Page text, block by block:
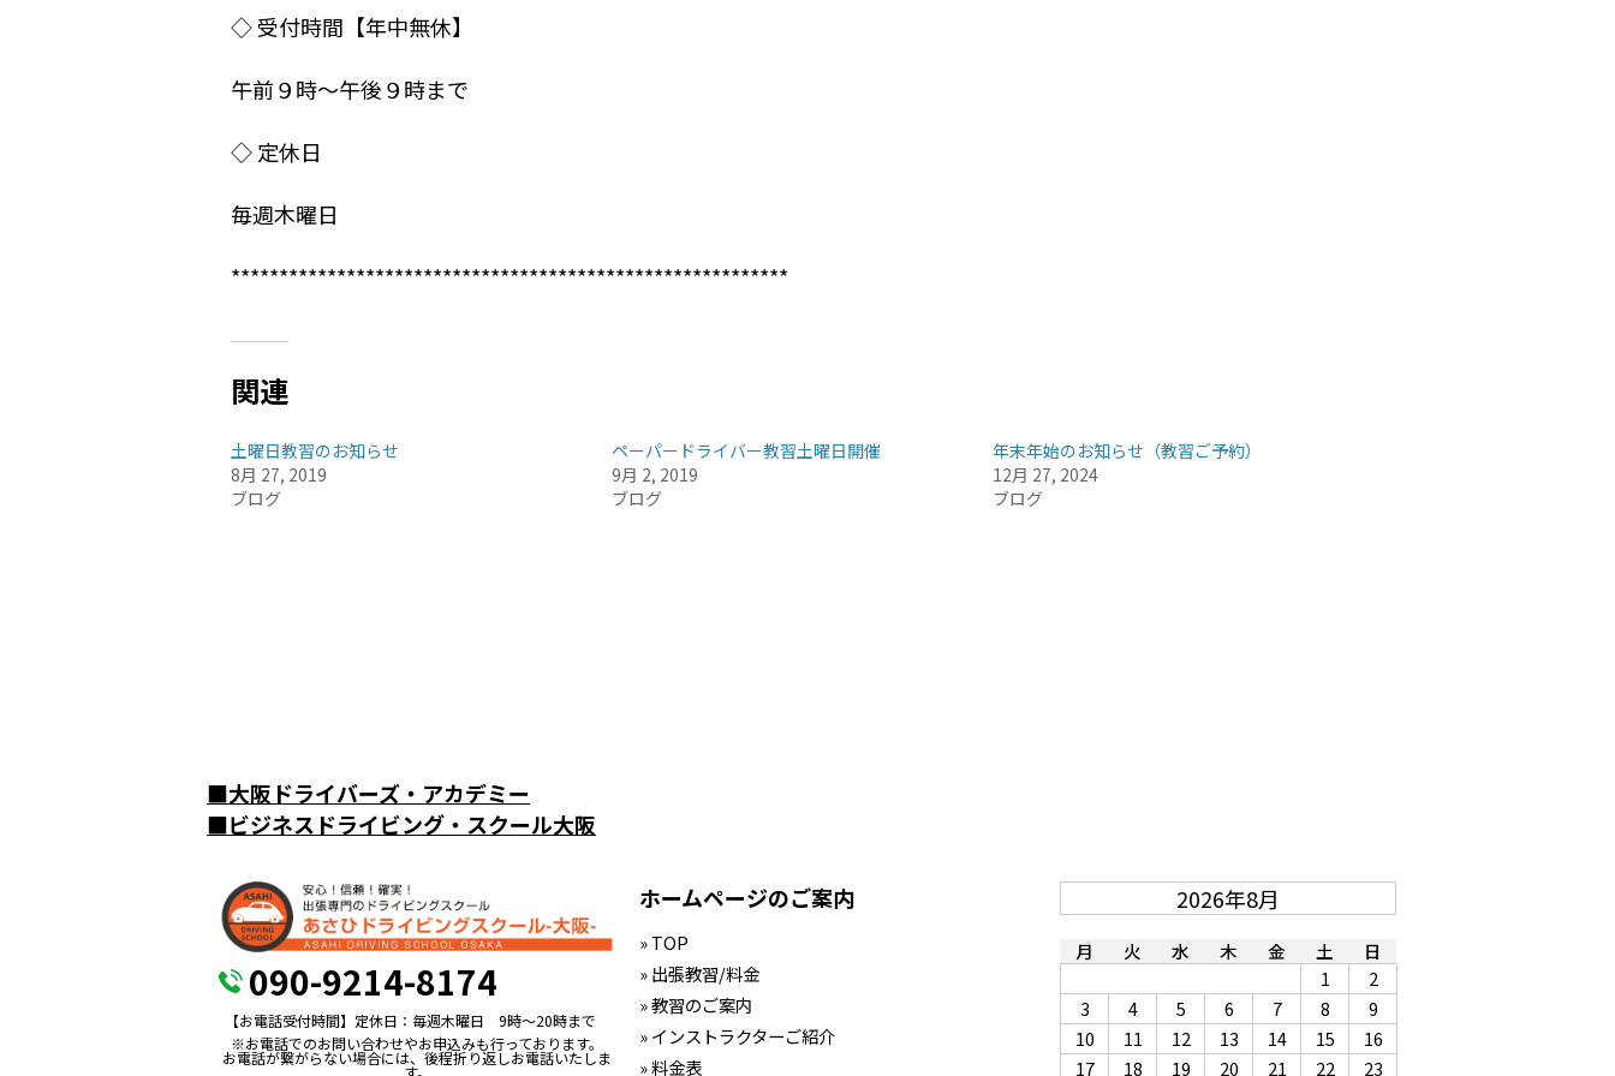
◇ 受付時間【年中無休】
午前９時〜午後９時まで
◇ 定休日
毎週木曜日
**********************************************************
関連
土曜日教習のお知らせ
8月 27, 2019
ブログ
ペーパードライバー教習土曜日開催
9月 2, 2019
ブログ
年末年始のお知らせ（教習ご予約）
12月 27, 2024
ブログ
■大阪ドライバーズ・アカデミー
■ビジネスドライビング・スクール大阪
090-9214-8174
【お電話受付時間】定休日：毎週木曜日 9時〜20時まで
※お電話でのお問い合わせやお申込みも行っております。
お電話が繋がらない場合には、後程折り返しお電話いたしま
す。
ホームページのご案内
» TOP
» 出張教習/料金
» 教習のご案内
» インストラクターご紹介
» 料金表
2026年8月
月 火 水 木 金 土
日
1
2
3
4 5 6 7 8
9
10
11 12 13 14 15
16
17
18 19 20 21 22 23